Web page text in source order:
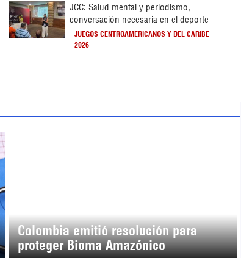
JCC: Salud mental y periodismo,
conversación necesaria en el deporte
JUEGOS CENTROAMERICANOS Y DEL CARIBE
2026
Colombia emitió resolución para
proteger Bioma Amazónico